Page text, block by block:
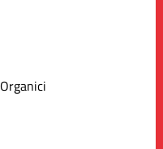
Organici